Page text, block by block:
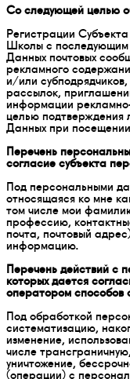
Со следующей целью
Регистрации
Школы с последующим
Данных почтовых
рекламного
и/или
рассылок,
информации
целью подтверждения
Данных при
Перечень
согласие субъекта
Под персональными
относящаяся ко мне
том числе мои
профессию,
почта, почтовый
информацию.
Перечень действий с
которых дается
оператором способов
Под обработкой
систематизацию,
изменение,
числе
уничтожение,
(операции) с